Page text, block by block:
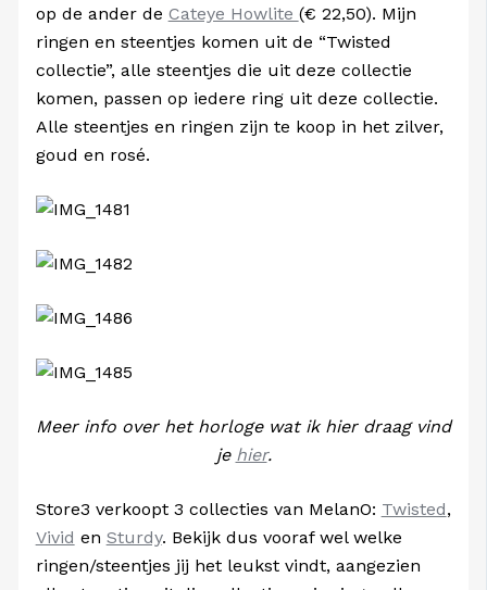
op de ander de Cateye Howlite (€ 22,50). Mijn
ringen en steentjes komen uit de “Twisted
collectie”, alle steentjes die uit deze collectie
komen, passen op iedere ring uit deze collectie.
Alle steentjes en ringen zijn te koop in het zilver,
goud en rosé.
Meer info over het horloge wat ik hier draag vind
je hier.
Store3 verkoopt 3 collecties van MelanO: Twisted,
Vivid en Sturdy. Bekijk dus vooraf wel welke
ringen/steentjes jij het leukst vindt, aangezien